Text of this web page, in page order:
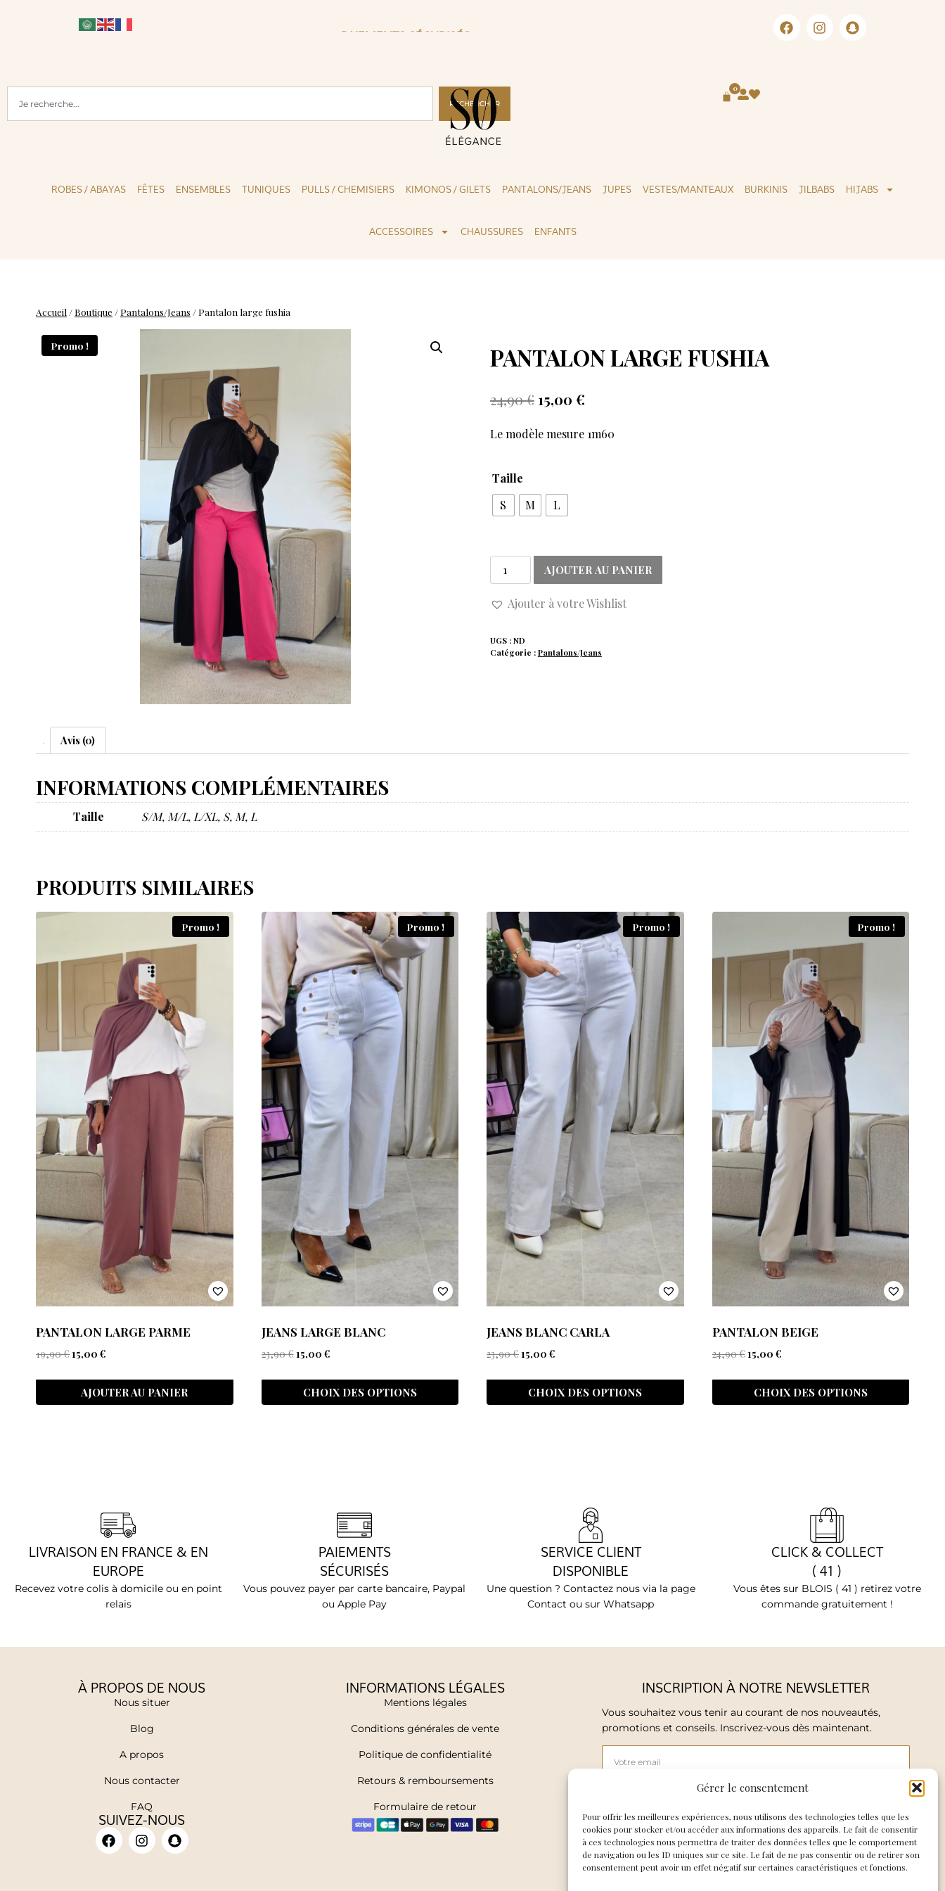
Gérer le consentement
Pour offrir les meilleures expériences, nous utilisons des technologies telles que les
cookies pour stocker et/ou accéder aux informations des appareils. Le fait de consentir
à ces technologies nous permettra de traiter des données telles que le comportement
de navigation ou les ID uniques sur ce site. Le fait de ne pas consentir ou de retirer son
consentement peut avoir un effet négatif sur certaines caractéristiques et fonctions.
LIVRAISON INTERNATIONALE
RECHERCHER
0
ROBES / ABAYAS FÊTES ENSEMBLES TUNIQUES PULLS / CHEMISIERS KIMONOS / GILETS PANTALONS/JEANS JUPES VESTES/MANTEAUX BURKINIS JILBABS HIJABS
ACCESSOIRES CHAUSSURES ENFANTS
Accueil /Boutique / Pantalons/Jeans / Pantalon large fushia
Promo ! PANTALON LARGE FUSHIA
24,90€ 15,00 €
Le modèle mesure 1m60
Taille
S
M L
AJOUTER AU PANIER
Ajouter à votre Wishlist
UGS : ND
Catégorie : Pantalons/Jeans
Avis (0)
INFORMATIONS COMPLÉMENTAIRES
Taille S/M, M/L, L/XL, S, M, L
PRODUITS SIMILAIRES
Promo !
PANTALON LARGE PARME
19,90€15,00 €
AJOUTER AU PANIER
Promo !
JEANS LARGE BLANC
23,90€15,00 €
CHOIX DES OPTIONS
Promo !
JEANS BLANC CARLA
23,90€15,00 €
CHOIX DES OPTIONS
Promo !
PANTALON BEIGE
24,90€15,00 €
CHOIX DES OPTIONS
LIVRAISON EN FRANCE & EN
EUROPE
Recevez votre colis à domicile ou en point
relais
PAIEMENTS
SÉCURISÉS
Vous pouvez payer par carte bancaire, Paypal
ou Apple Pay
SERVICE CLIENT
DISPONIBLE
Une question ? Contactez nous via la page
Contact ou sur Whatsapp
CLICK & COLLECT
( 41 )
Vous êtes sur BLOIS ( 41 ) retirez votre
commande gratuitement !
À PROPOS DE NOUS
Nous situer
Blog
A propos
Nous contacter
FAQ
SUIVEZ-NOUS
INFORMATIONS LÉGALES
Mentions légales
Conditions générales de vente
Politique de confidentialité
Retours & remboursements
Formulaire de retour
INSCRIPTION À NOTRE NEWSLETTER
Vous souhaitez vous tenir au courant de nos nouveautés,
promotions et conseils. Inscrivez-vous dès maintenant.
JE M'INSCRIS